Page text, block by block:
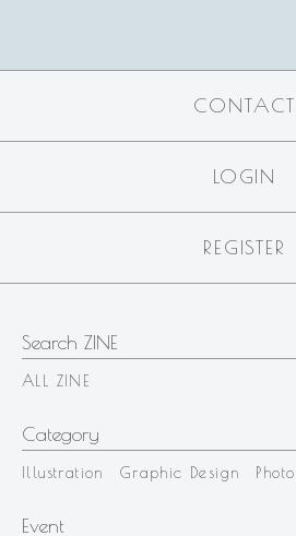
CONTACT
LOGIN
REGISTER
Search ZINE
ALL ZINE
Category
Illustration Graphic Design Photo
Event